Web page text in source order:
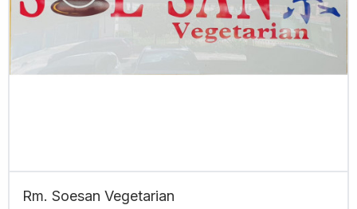
Rm. Soesan Vegetarian